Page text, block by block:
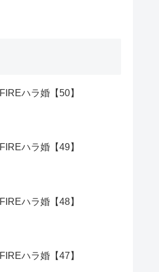
FIREハラ婚【50】
FIREハラ婚【49】
FIREハラ婚【48】
FIREハラ婚【47】